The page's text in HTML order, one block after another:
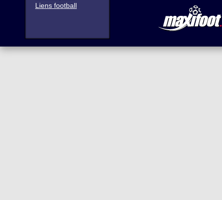
Liens football